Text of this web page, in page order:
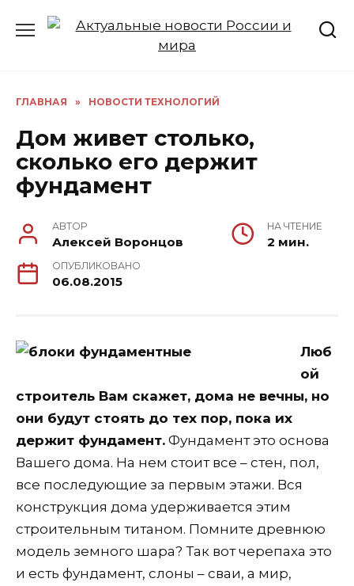
ГЛАВНАЯ » НОВОСТИ ТЕХНОЛОГИЙ
Дом живет столько,
сколько его держит
фундамент
АВТОР
Алексей Воронцов
НА ЧТЕНИЕ
2 мин.
ОПУБЛИКОВАНО
06.08.2015
Люб
ой
строитель Вам скажет, дома не вечны, но
они будут стоять до тех пор, пока их
держит фундамент. Фундамент это основа
Вашего дома. На нем стоит все – стен, пол,
все последующие за первым этажи. Вся
конструкция дома удерживается этим
строительным титаном. Помните древнюю
модель земного шара? Так вот черепаха это
и есть фундамент, слоны – сваи, а мир,